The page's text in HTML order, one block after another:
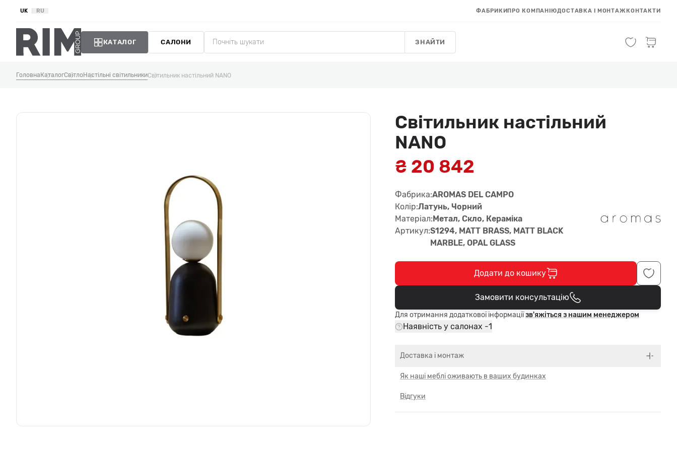
UK RU ФАБРИКИПРО КОМПАНІЮДОСТАВКА І МОНТАЖКОНТАКТИ
КАТАЛОГ САЛОНИ ЗНАЙТИ
Головна КаталогСвітлоНастільні світильникиСвітильник настільний NANO
Світильник настільний
NANO
₴ 20 842
Фабрика:AROMAS DEL CAMPO
Колір:Латунь, Чорний
Матеріал:Метал, Скло, Керамiка
Артикул:S1294, MATT BRASS, MATT BLACK
MARBLE, OPAL GLASS
Додати до кошику
В кошику
Замовити консультацію
Для отримання додаткової інформаціїзв'яжіться з нашим менеджером
Наявність у салонах -1
Доставка і монтаж
Як наші меблі оживають в ваших будинках
Відгуки